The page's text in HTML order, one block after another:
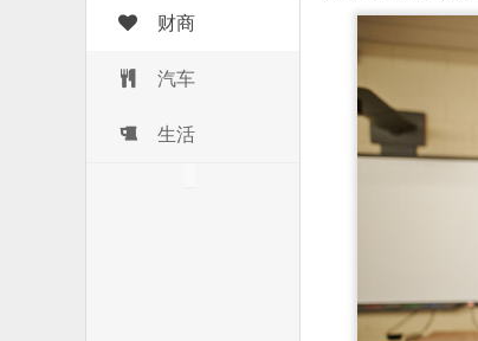
财商
汽车
生活